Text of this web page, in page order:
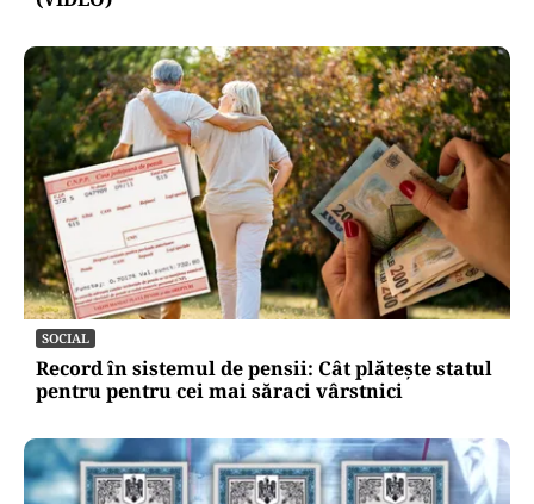
SOCIAL
Record în sistemul de pensii: Cât plătește statul
pentru pentru cei mai săraci vârstnici